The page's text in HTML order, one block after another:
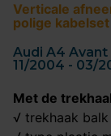
Verticale
polige kabelset
Audi A4 Avant
11/2004 - 03/
Met de
√ trekhaak